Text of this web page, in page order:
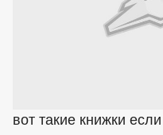
вот такие книжки если